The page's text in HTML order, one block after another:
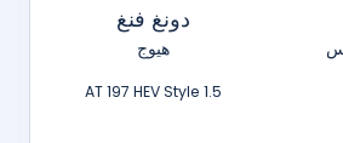
دونغ فنغ
هيوج
1.5 AT 197 HEV Style